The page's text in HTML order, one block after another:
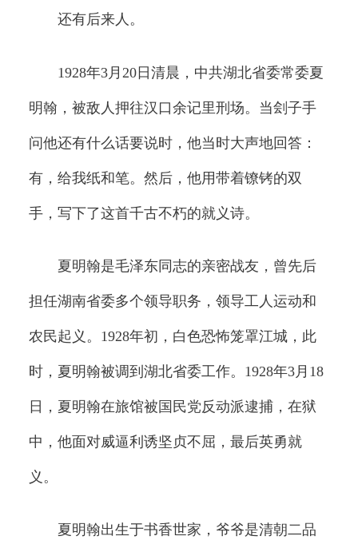
还有后来人。
1928年3月20日清晨，中共湖北省委常委夏
明翰，被敌人押往汉口余记里刑场。当刽子手
问他还有什么话要说时，他当时大声地回答：
有，给我纸和笔。然后，他用带着镣铐的双
手，写下了这首千古不朽的就义诗。
夏明翰是毛泽东同志的亲密战友，曾先后
担任湖南省委多个领导职务，领导工人运动和
农民起义。1928年初，白色恐怖笼罩江城，此
时，夏明翰被调到湖北省委工作。1928年3月18
日，夏明翰在旅馆被国民党反动派逮捕，在狱
中，他面对威逼利诱坚贞不屈，最后英勇就
义。
夏明翰出生于书香世家，爷爷是清朝二品